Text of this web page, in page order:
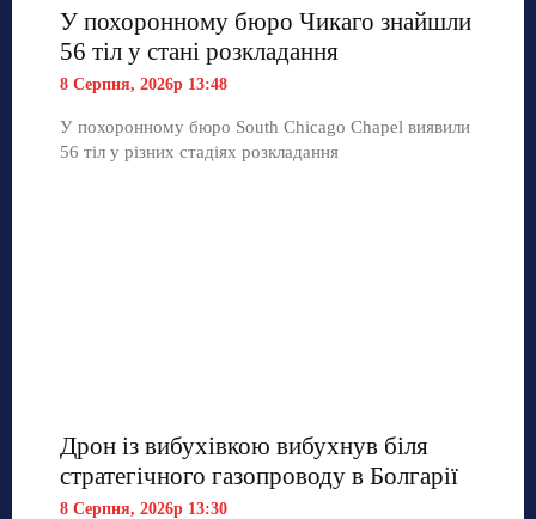
У похоронному бюро Чикаго знайшли
56 тіл у стані розкладання
8 Серпня, 2026р 13:48
У похоронному бюро South Chicago Chapel виявили
56 тіл у різних стадіях розкладання
Дрон із вибухівкою вибухнув біля
стратегічного газопроводу в Болгарії
8 Серпня, 2026р 13:30